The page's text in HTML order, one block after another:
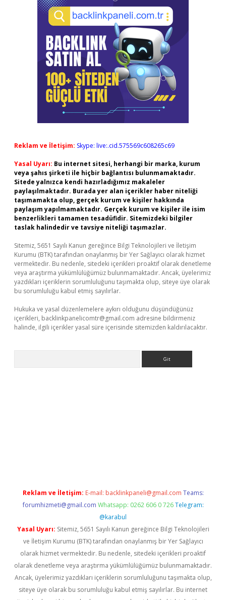
Reklam ve İletişim: Skype: live:.cid.575569c608265c69
Yasal Uyarı: Bu internet sitesi, herhangi bir marka, kurum
veya şahıs şirketi ile hiçbir bağlantısı bulunmamaktadır.
Sitede yalnızca kendi hazırladığımız makaleler
paylaşılmaktadır. Burada yer alan içerikler haber niteliği
taşımamakta olup, gerçek kurum ve kişiler hakkında
paylaşım yapılmamaktadır. Gerçek kurum ve kişiler ile isim
benzerlikleri tamamen tesadüfidir. Sitemizdeki bilgiler
taslak halindedir ve tavsiye niteliği taşımazlar.
Sitemiz, 5651 Sayılı Kanun gereğince Bilgi Teknolojileri ve İletişim
Kurumu (BTK) tarafından onaylanmış bir Yer Sağlayıcı olarak hizmet
vermektedir. Bu nedenle, sitedeki içerikleri proaktif olarak denetleme
veya araştırma yükümlülüğümüz bulunmamaktadır. Ancak, üyelerimiz
yazdıkları içeriklerin sorumluluğunu taşımakta olup, siteye üye olarak
bu sorumluluğu kabul etmiş sayılırlar.
Hukuka ve yasal düzenlemelere aykırı olduğunu düşündüğünüz
içerikleri, backlinkpanelicomtr@gmail.com adresine bildirmeniz
halinde, ilgili içerikler yasal süre içerisinde sitemizden kaldırılacaktır.
Reklam ve İletişim: E-mail: backlinkpaneli@gmail.com Teams:
forumhizmeti@gmail.com Whatsapp: 0262 606 0 726 Telegram:
@karabul
Yasal Uyarı: Sitemiz, 5651 Sayılı Kanun gereğince Bilgi Teknolojileri
ve İletişim Kurumu (BTK) tarafından onaylanmış bir Yer Sağlayıcı
olarak hizmet vermektedir. Bu nedenle, sitedeki içerikleri proaktif
olarak denetleme veya araştırma yükümlülüğümüz bulunmamaktadır.
Ancak, üyelerimiz yazdıkları içeriklerin sorumluluğunu taşımakta olup,
siteye üye olarak bu sorumluluğu kabul etmiş sayılırlar. Bu internet